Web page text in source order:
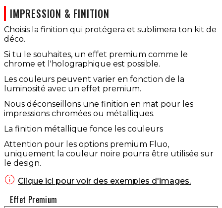
IMPRESSION & FINITION
Choisis la finition qui protégera et sublimera ton kit de
déco.
Si tu le souhaites, un effet premium comme le
chrome et l'holographique est possible.
Les couleurs peuvent varier en fonction de la
luminosité avec un effet premium.
Nous déconseillons une finition en mat pour les
impressions chromées ou métalliques.
La finition métallique fonce les couleurs
Attention pour les options premium Fluo,
uniquement la couleur noire pourra être utilisée sur
le design.
 Clique ici pour voir des exemples d'images.
Effet Premium